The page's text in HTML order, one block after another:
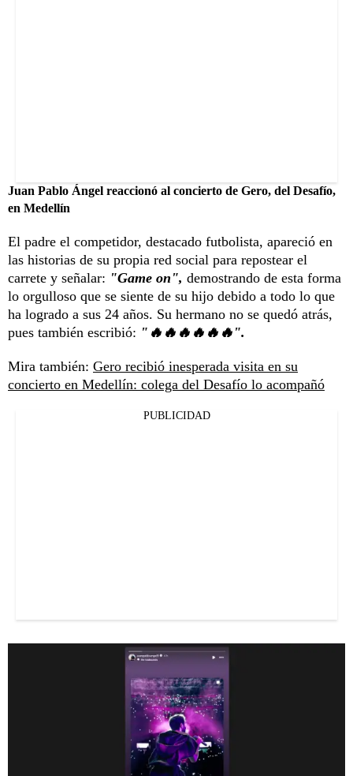
Juan Pablo Ángel reaccionó al concierto de Gero, del Desafío,
en Medellín
El padre el competidor, destacado futbolista, apareció en
las historias de su propia red social para repostear el
carrete y señalar: "Game on", demostrando de esta forma
lo orgulloso que se siente de su hijo debido a todo lo que
ha logrado a sus 24 años. Su hermano no se quedó atrás,
pues también escribió: "🔥🔥🔥🔥🔥🔥".
Mira también: Gero recibió inesperada visita en su
concierto en Medellín: colega del Desafío lo acompañó
PUBLICIDAD